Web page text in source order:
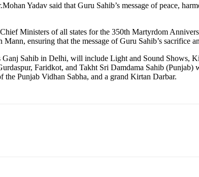
Yadav said that Guru Sahib’s message of peace,
Ministers of all states for the 350th Martyrdom
ensuring that the message of Guru Sahib’s sacrifice
Sahib in Delhi, will include Light and Sound Shows,
Faridkot, and Takht Sri Damdama Sahib
the Punjab Vidhan Sabha, and a grand Kirtan Darbar.